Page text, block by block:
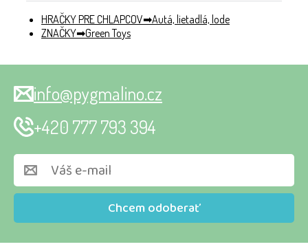
HRAČKY PRE CHLAPCOV
Autá, lietadlá, lode
ZNAČKY
Green Toys
Chcem odoberať
info@pygmalino.cz
+420 777 793 394